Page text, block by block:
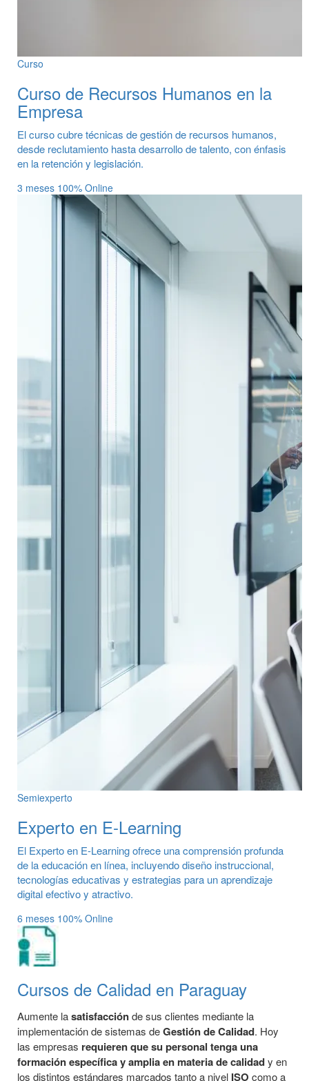
Curso
Curso de Recursos Humanos en la
Empresa
El curso cubre técnicas de gestión de recursos humanos,
desde reclutamiento hasta desarrollo de talento, con énfasis
en la retención y legislación.
3 meses 100% Online
Semiexperto
Experto en E-Learning
El Experto en E-Learning ofrece una comprensión profunda
de la educación en línea, incluyendo diseño instruccional,
tecnologías educativas y estrategias para un aprendizaje
digital efectivo y atractivo.
6 meses 100% Online
Cursos de Calidad en Paraguay
Aumente lasatisfacciónde sus clientes mediante la
implementación de sistemas deGestión de Calidad. Hoy
las empresas requieren que su personal tenga una
formación específica y amplia en materia de calidady en
los distintos estándares marcados tanto a nivel ISO como a